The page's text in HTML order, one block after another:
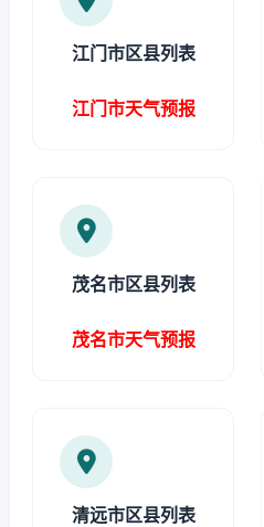
江门市区县列表
江门市天气预报
茂名市区县列表
茂名市天气预报
清远市区县列表